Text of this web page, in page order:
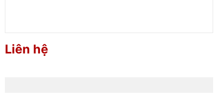
Liên hệ